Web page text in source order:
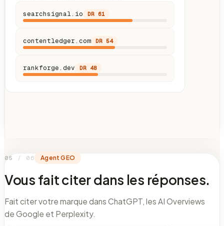
searchsignal.io DR 61
contentledger.com DR 54
rankforge.dev DR 48
05 / 06 Agent GEO
Vous fait citer dans les réponses.
Fait citer votre marque dans ChatGPT, les AI Overviews
de Google et Perplexity.